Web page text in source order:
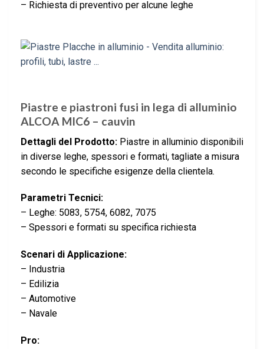
– Richiesta di preventivo per alcune leghe
Piastre e piastroni fusi in lega di alluminio
ALCOA MIC6 – cauvin
Dettagli del Prodotto: Piastre in alluminio disponibili
in diverse leghe, spessori e formati, tagliate a misura
secondo le specifiche esigenze della clientela.
Parametri Tecnici:
– Leghe: 5083, 5754, 6082, 7075
– Spessori e formati su specifica richiesta
Scenari di Applicazione:
– Industria
– Edilizia
– Automotive
– Navale
Pro: